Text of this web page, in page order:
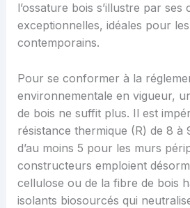
l’ossature bois s’illustre par ses
exceptionnelles, idéales pour
contemporains.
Pour se conformer à la
environnementale en vigueur,
de bois ne suffit plus. Il est
résistance thermique (R) de 8
d’au moins 5 pour les murs
constructeurs emploient
cellulose ou de la fibre de bois
isolants biosourcés qui